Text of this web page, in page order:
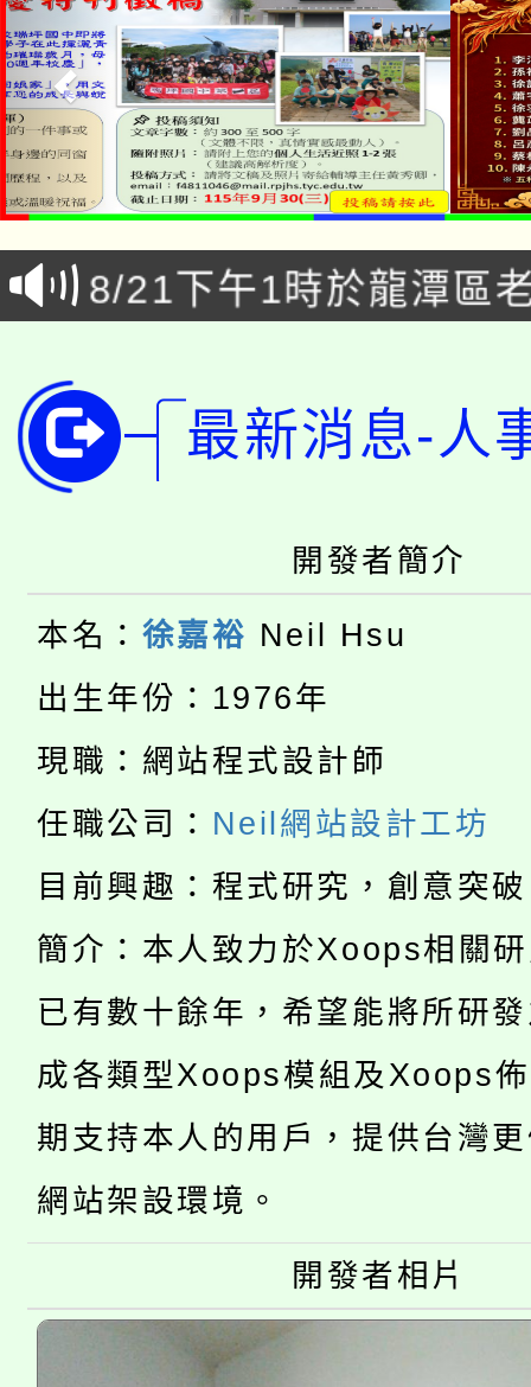
「本色祭」8/29、30在
場熱烈登場!
8/21下午1時於龍潭區
YOUNG桃局內行報名
局官網。
8月14至27日，桃園電
開!
115年桃園市運動會8/
視費優惠，中低收入戶
半價優惠，詳情可洽有
者。
大園自造教育及科技
份教師增能研習
大溪自造教育及科技中
份教師研習
淨零綠生活教案入校路
會
115年食農教育專業人
程
「本色祭」8/29、30在
場熱烈登場!
8/21下午1時於龍潭區
徵才活動。
YOUNG桃局內行報名
局官網。
8月14至27日，桃園電
開!
115年桃園市運動會8/
田徑場及游泳池舉行。
桃園市低收入戶享有免
視費優惠，中低收入戶
半價優惠，詳情可洽有
者。
大園自造教育及科技中
份教師增能研習
大溪自造教育及科技中
份教師研習
淨零綠生活教案入校路
會
115年食農教育專業人
最新消息-人
開發者簡介
本名： 徐嘉裕 Neil Hsu
出生年份：1976年
現職：網站程式設計師
任職公司： Neil網站設計工坊
目前興趣：程式研究，創意突
簡介：本人致力於Xoops相關
已有數十餘年，希望能將所研
成各類型Xoops模組及Xoops
期支持本人的用戶，提供台灣
網站架設環境。
開發者相片